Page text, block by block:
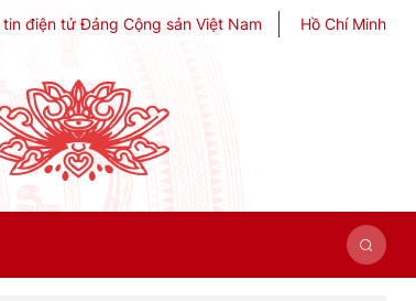
điện tử Đảng Cộng sản Việt Nam Hồ Chí Minh